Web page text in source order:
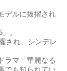
デルに抜擢され
。
され、シンデレ
ラマ「華麗なる